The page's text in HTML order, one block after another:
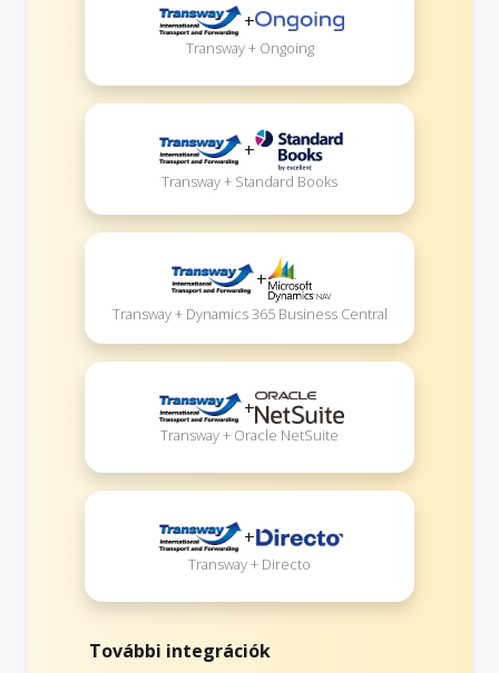
+
Transway + Ongoing
+
Transway + Standard Books
+
Transway + Dynamics 365 Business Central
+
Transway + Oracle NetSuite
+
Transway + Directo
További integrációk